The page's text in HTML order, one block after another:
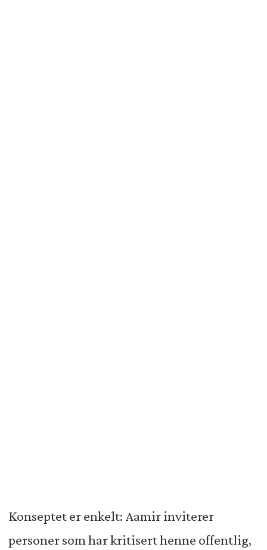
Konseptet er enkelt: Aamir inviterer
personer som har kritisert henne offentlig,